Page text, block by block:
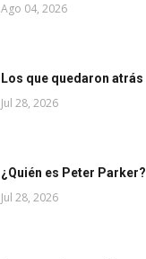
Ago 04, 2026
Los que quedaron atrás
Jul 28, 2026
¿Quién es Peter Parker?
Jul 28, 2026